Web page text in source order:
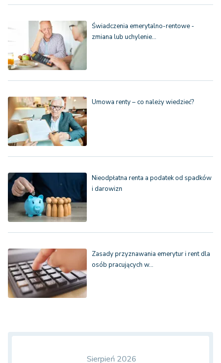
Świadczenia emerytalno-rentowe -
zmiana lub uchylenie…
Umowa renty – co należy wiedzieć?
Nieodpłatna renta a podatek od spadków
i darowizn
Zasady przyznawania emerytur i rent dla
osób pracujących w…
Sierpień 2026